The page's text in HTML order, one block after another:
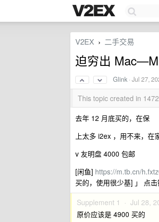
V2EX › 二手交易
迫穷出
Glink ·Jul 27,
This topic created in
去年 12 月底买的，在保
上太多 i2ex ，用不来，在
v 友明盘 4000 包邮
[闲鱼] https://m.tb.cn/
买的，使用很少基] 」 点
Supplement 1 · Jul 28,
原价应该是 4900 买的